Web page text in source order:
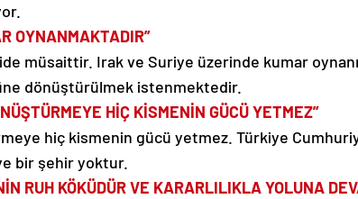
OYNANMAKTADIR”
müsaittir. Irak ve Suriye üzerinde kumar
dönüştürülmek istenmektedir.
HİÇ KİSMENİN GÜCÜ YETMEZ”
hiç kismenin gücü yetmez. Türkiye
bir şehir yoktur.
RUH KÖKÜDÜR VE KARARLILIKLA YOLUNA